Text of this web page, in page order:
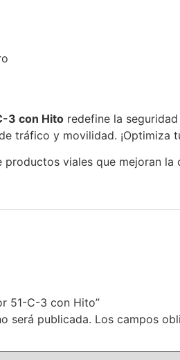
3 con Hito redefine la
tráfico y movilidad. ¡Optimiza
viales que mejoran
51-C-3 con Hito”
será publicada. Los campos